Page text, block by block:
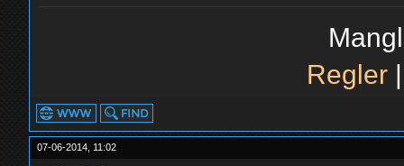
Regler
07-06-2014, 11:02